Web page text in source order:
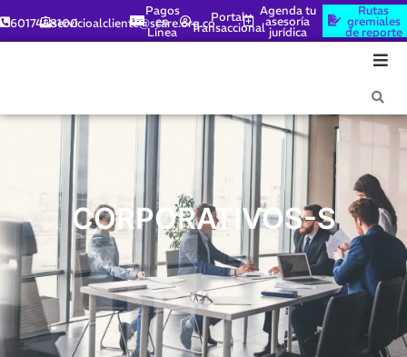
6017448100servicioalcliente@scare.org.co
Pagos
en
Línea
Portal
Transaccional
Agenda tu
asesoría
jurídica
Rutas
gremiales
de reporte
CORPORATIVOS-S